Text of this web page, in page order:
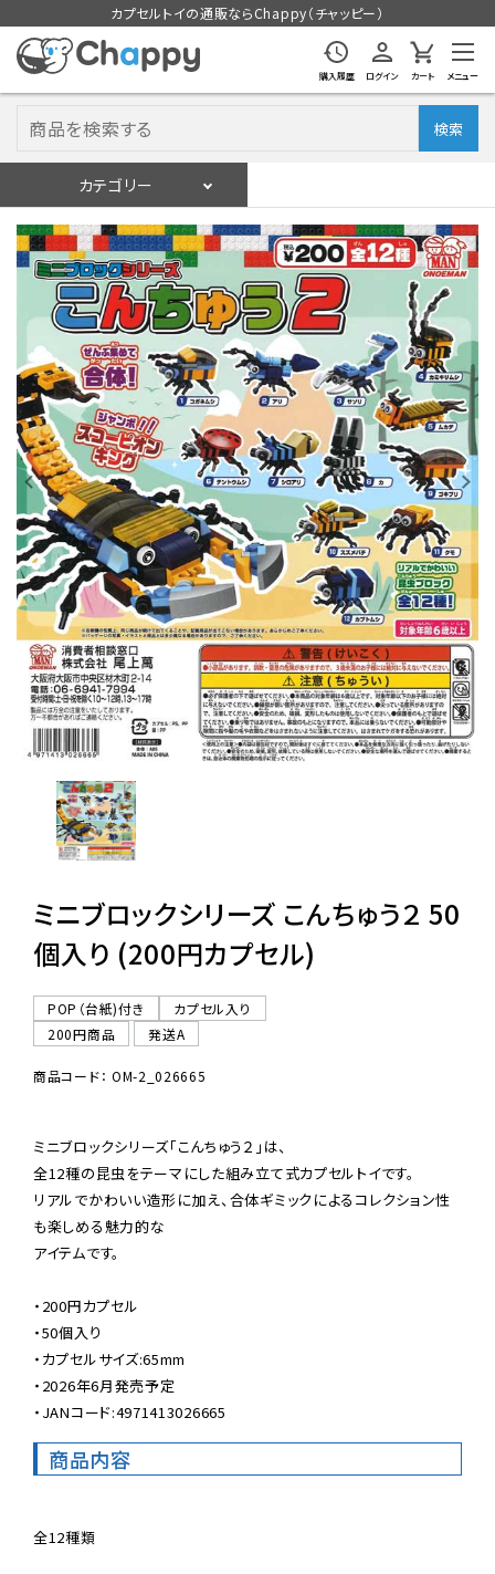
カプセルトイの通販ならChappy（チャッピー）
購入履歴 ログイン カート メニュー
検索
カテゴリー
ログイン 会員登録
入荷スケジュールをチェック
カプセルトイマシン本体
カプセルトイ
販促用空カプセル
レンタル
景品・玩具・文具
販促用カプセルトイ
よくあるご質問
06-6282-7659
ミニブロックシリーズ こんちゅう２ 50
個入り (200円カプセル)
POP（台紙)付き
カプセル入り
200円商品
発送A
商品コード： OM-2_026665
ミニブロックシリーズ「こんちゅう２」は、
全12種の昆虫をテーマにした組み立て式カプセルトイです。
リアルでかわいい造形に加え、合体ギミックによるコレクション性
も楽しめる魅力的な
アイテムです。
・200円カプセル
・50個入り
・カプセルサイズ:65mm
・2026年6月発売予定
・JANコード:4971413026665
商品内容
全12種類